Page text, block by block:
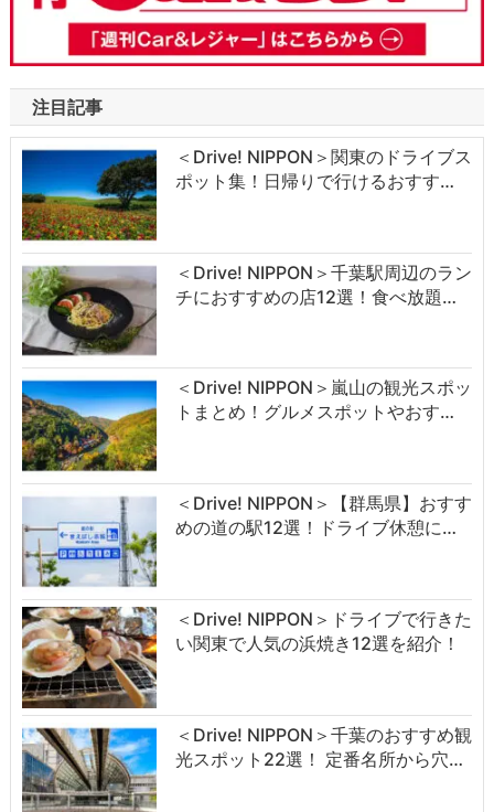
注目記事
＜Drive! NIPPON＞関東のドライブス
ポット集！日帰りで行けるおすす…
＜Drive! NIPPON＞千葉駅周辺のラン
チにおすすめの店12選！食べ放題…
＜Drive! NIPPON＞嵐山の観光スポッ
トまとめ！グルメスポットやおす…
＜Drive! NIPPON＞【群馬県】おすす
めの道の駅12選！ドライブ休憩に…
＜Drive! NIPPON＞ドライブで行きた
い関東で人気の浜焼き12選を紹介！
＜Drive! NIPPON＞千葉のおすすめ観
光スポット22選！ 定番名所から穴…